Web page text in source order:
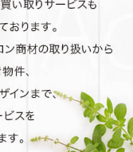
た脱毛マシンが入荷しまし
しております！
シンです。静かな音で快適な